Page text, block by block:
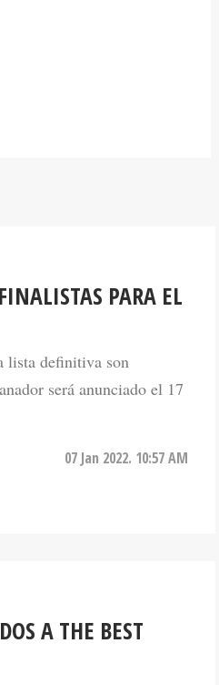
PARA EL
lista definitiva son
será anunciado el 17
07 Jan 2022. 10:57 AM
A THE BEST